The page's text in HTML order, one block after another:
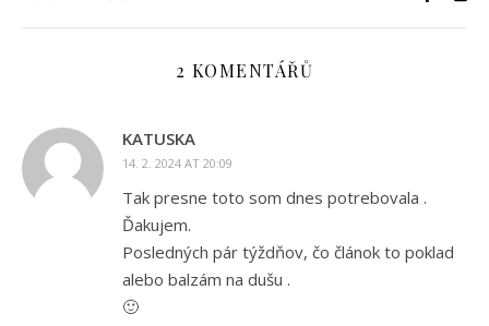
2 KOMENTÁŘŮ
KATUSKA
14. 2. 2024 AT 20:09
Tak presne toto som dnes potrebovala .
Ďakujem.
Posledných pár týždňov, čo článok to poklad
alebo balzám na dušu .
🙂